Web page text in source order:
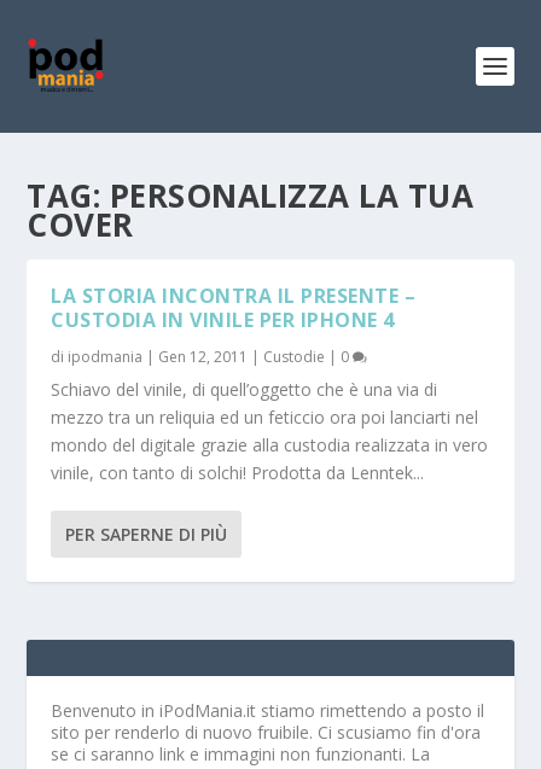
TAG: PERSONALIZZA LA TUA
COVER
LA STORIA INCONTRA IL PRESENTE –
CUSTODIA IN VINILE PER IPHONE 4
di ipodmania | Gen 12, 2011 | Custodie | 0
Schiavo del vinile, di quell’oggetto che è una via di
mezzo tra un reliquia ed un feticcio ora poi lanciarti nel
mondo del digitale grazie alla custodia realizzata in vero
vinile, con tanto di solchi! Prodotta da Lenntek...
PER SAPERNE DI PIÙ
Benvenuto in iPodMania.it stiamo rimettendo a posto il
sito per renderlo di nuovo fruibile. Ci scusiamo fin d'ora
se ci saranno link e immagini non funzionanti. La